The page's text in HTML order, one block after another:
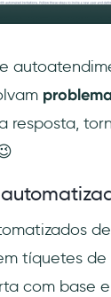
resposta,
tíquetes
com base